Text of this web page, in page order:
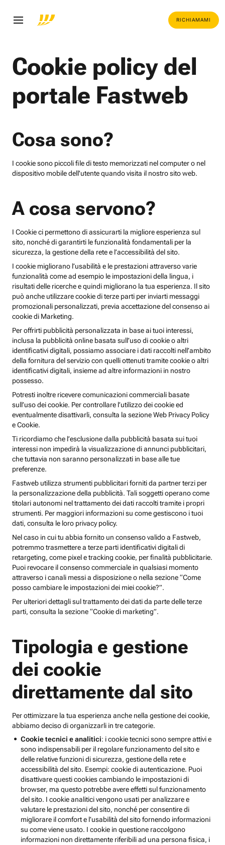
RICHIAMAMI
Cookie policy del
portale Fastweb
Cosa sono?
I cookie sono piccoli file di testo memorizzati nel computer o nel
dispositivo mobile dell'utente quando visita il nostro sito web.
A cosa servono?
I Cookie ci permettono di assicurarti la migliore esperienza sul
sito, nonché di garantirti le funzionalità fondamentali per la
sicurezza, la gestione della rete e l’accessibilità del sito.
I cookie migliorano l’usabilità e le prestazioni attraverso varie
funzionalità come ad esempio le impostazioni della lingua, i
risultati delle ricerche e quindi migliorano la tua esperienza. Il sito
può anche utilizzare cookie di terze parti per inviarti messaggi
promozionali personalizzati, previa accettazione del consenso ai
cookie di Marketing.
Per offrirti pubblicità personalizzata in base ai tuoi interessi,
inclusa la pubblicità online basata sull’uso di cookie o altri
identificativi digitali, possiamo associare i dati raccolti nell’ambito
della fornitura del servizio con quelli ottenuti tramite cookie o altri
identificativi digitali, insieme ad altre informazioni in nostro
possesso.
Potresti inoltre ricevere comunicazioni commerciali basate
sull’uso dei cookie. Per controllare l’utilizzo dei cookie ed
eventualmente disattivarli, consulta la sezione Web Privacy Policy
e Cookie.
Ti ricordiamo che l’esclusione dalla pubblicità basata sui tuoi
interessi non impedirà la visualizzazione di annunci pubblicitari,
che tuttavia non saranno personalizzati in base alle tue
preferenze.
Fastweb utilizza strumenti pubblicitari forniti da partner terzi per
la personalizzazione della pubblicità. Tali soggetti operano come
titolari autonomi nel trattamento dei dati raccolti tramite i propri
strumenti. Per maggiori informazioni su come gestiscono i tuoi
dati, consulta le loro privacy policy.
Nel caso in cui tu abbia fornito un consenso valido a Fastweb,
potremmo trasmettere a terze parti identificativi digitali di
retargeting, come pixel e tracking cookie, per finalità pubblicitarie.
Puoi revocare il consenso commerciale in qualsiasi momento
attraverso i canali messi a disposizione o nella sezione “Come
posso cambiare le impostazioni dei miei cookie?”.
Per ulteriori dettagli sul trattamento dei dati da parte delle terze
parti, consulta la sezione “Cookie di marketing”.
Tipologia e gestione
dei cookie
direttamente dal sito
Per ottimizzare la tua esperienza anche nella gestione dei cookie,
abbiamo deciso di organizzarli in tre categorie.
Cookie tecnici e analitici: i cookie tecnici sono sempre attivi e
sono indispensabili per il regolare funzionamento del sito e
delle relative funzioni di sicurezza, gestione della rete e
accessibilità del sito. Esempi: cookie di autenticazione. Puoi
disattivare questi cookies cambiando le impostazioni di
browser, ma questo potrebbe avere effetti sul funzionamento
del sito. I cookie analitici vengono usati per analizzare e
valutare le prestazioni del sito, nonché per consentire di
migliorare il comfort e l’usabilità del sito fornendo informazioni
su come viene usato. I cookie in questione raccolgono
informazioni non direttamente riferibili ad una persona fisica, i